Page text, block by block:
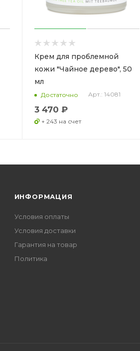
Крем для проблемной
кожи "Чайное дерево", 50
мл
Достаточно Арт.: 14081
3 470 ₽
+ 243 на счет
ИНФОРМАЦИЯ
Условия оплаты
Условия доставки
Гарантия на товар
Политика